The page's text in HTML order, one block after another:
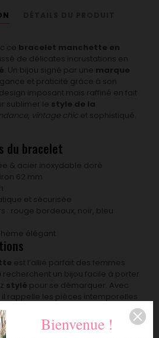
ce bracelet manchette en
de délicates incrustations en
. Un bijou signé par une marque
et praticité grâce à son
design imposant mais raffiné en fait
sublimer le style de la
vintage chic et sophistiqué.
du bracelet
& acier inoxydable doré
62 mm
et sécurisée
: rouge bordeaux, noir, bleu
élégant
est l’allié parfait des femmes
recherchent un bijou facile à porter
stylé pour se démarquer. Avec
, il rappelle les pièces intemporelles
apporte une touche raffinée à
Bienvenue !